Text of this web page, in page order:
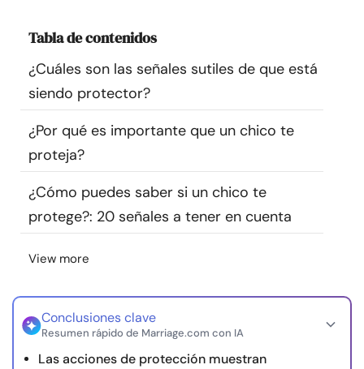
Encuentra un terapeuta
Idioma
Sobre nosotros Contáctanos Escríbenos
Publicidad con
nosotros
© Copyright 2026. Todos los derechos reservados.
Tabla de contenidos
¿Cuáles son las señales sutiles de que está
siendo protector?
¿Por qué es importante que un chico te
proteja?
¿Cómo puedes saber si un chico te
protege?: 20 señales a tener en cuenta
View more
Conclusiones clave
Resumen rápido de Marriage.com con IA
Las acciones de protección muestran